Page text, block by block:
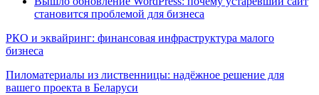
становится проблемой для бизнеса
РКО и эквайринг: финансовая инфраструктура малого
бизнеса
Пиломатериалы из лиственницы: надёжное решение для
вашего проекта в Беларуси